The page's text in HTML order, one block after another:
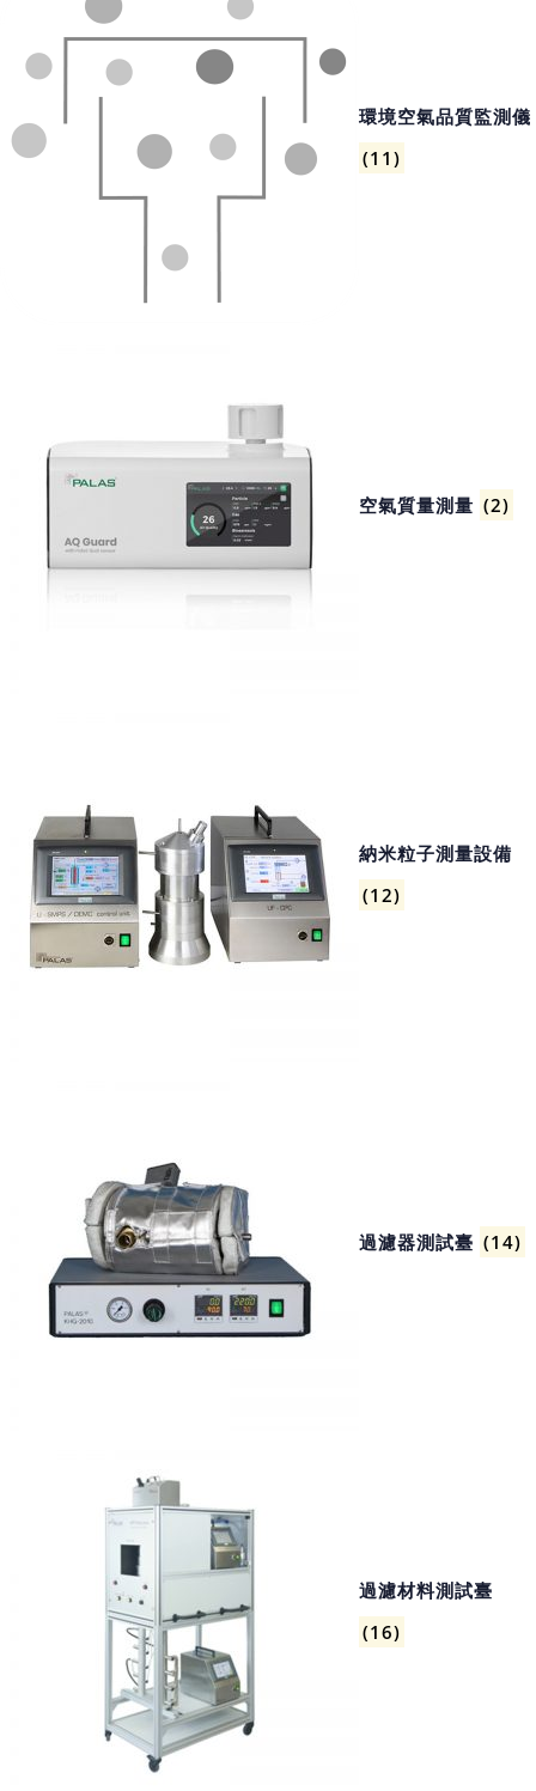
環境空氣品質監測儀
(11)
空氣質量測量 (2)
納米粒子測量設備
(12)
過濾器測試臺 (14)
過濾材料測試臺
(16)